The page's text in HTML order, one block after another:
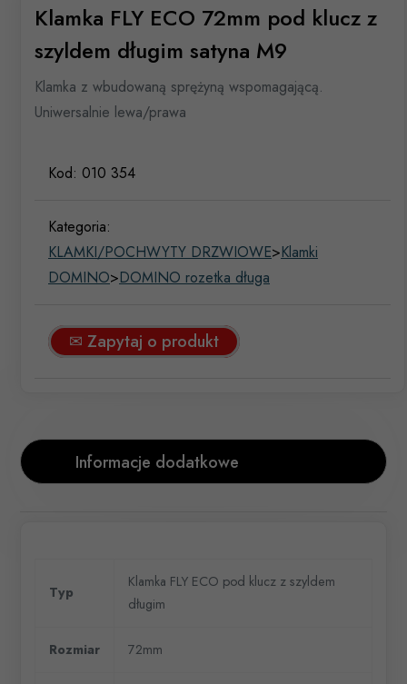
Klamka FLY ECO 72mm pod klucz z
szyldem długim satyna M9
Klamka z wbudowaną sprężyną wspomagającą.
Uniwersalnie lewa/prawa
Kod: 010 354
Kategoria:
KLAMKI/POCHWYTY DRZWIOWE>Klamki
DOMINO>DOMINO rozetka długa
✉ Zapytaj o produkt
Informacje dodatkowe
Typ
Klamka FLY ECO pod klucz z szyldem
długim
Rozmiar 72mm